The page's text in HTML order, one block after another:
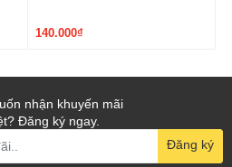
140.000₫
nhận khuyến mãi
Đăng ký ngay.
Đăng ký